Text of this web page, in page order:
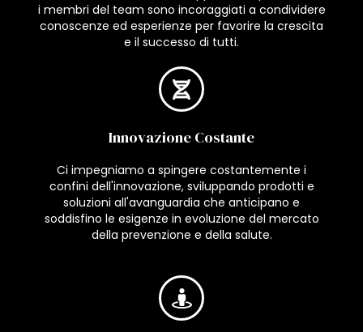
i membri del team sono incoraggiati a condividere
conoscenze ed esperienze per favorire la crescita
e il successo di tutti.
Innovazione Costante
Ci impegniamo a spingere costantemente i
confini dell'innovazione, sviluppando prodotti e
soluzioni all'avanguardia che anticipano e
soddisfino le esigenze in evoluzione del mercato
della prevenzione e della salute.